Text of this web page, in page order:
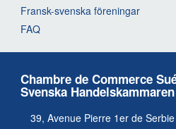
Fransk-svenska föreningar
FAQ
Chambre de Commerce
Svenska
39, Avenue Pierre 1er de